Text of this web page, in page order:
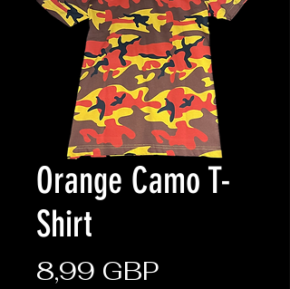
Orange Camo T-
Shirt
8,99 GBPЦіна